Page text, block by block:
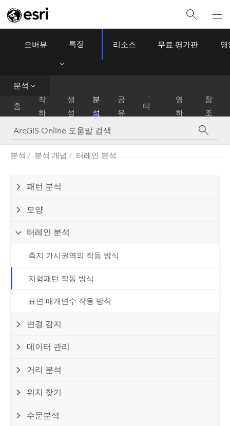
ArcGIS Online
오버뷰 특징 리소스 무료 평가판 영
분석
홈
작
하
기
생
성
분
석
공
유
터
관
영
하
참
조
분석 분석 개념 터레인 분석
패턴 분석
모양
터레인 분석
측지 가시권역의 작동 방식
지형패턴 작동 방식
표면 매개변수 작동 방식
변경 감지
데이터 관리
거리 분석
위치 찾기
수문분석